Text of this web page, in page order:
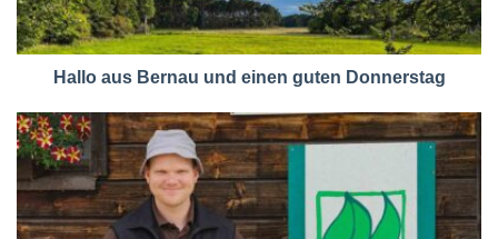
Hallo aus Bernau und einen guten Donnerstag